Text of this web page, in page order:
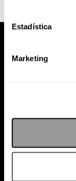
Estadística
Marketing
PODCAST